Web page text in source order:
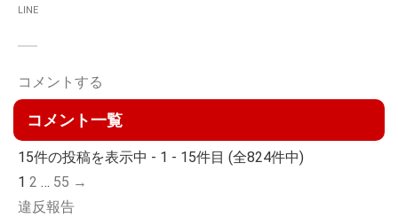
LINE
コメントする
コメント一覧
15件の投稿を表示中 - 1 - 15件目 (全824件中)
1 2 … 55 →
違反報告